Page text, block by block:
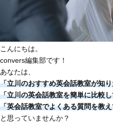
こんにちは。
convers編集部です！
あなたは、
「立川のおすすめ英会話教室が知
「立川の英会話教室を簡単に比較
「英会話教室でよくある質問を教
と思っていませんか？